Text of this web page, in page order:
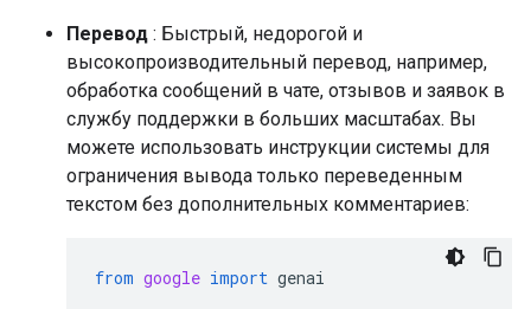
Перевод : Быстрый, недорогой и
высокопроизводительный перевод, например,
обработка сообщений в чате, отзывов и заявок в
службу поддержки в больших масштабах. Вы
можете использовать инструкции системы для
ограничения вывода только переведенным
текстом без дополнительных комментариев:
from google import genai